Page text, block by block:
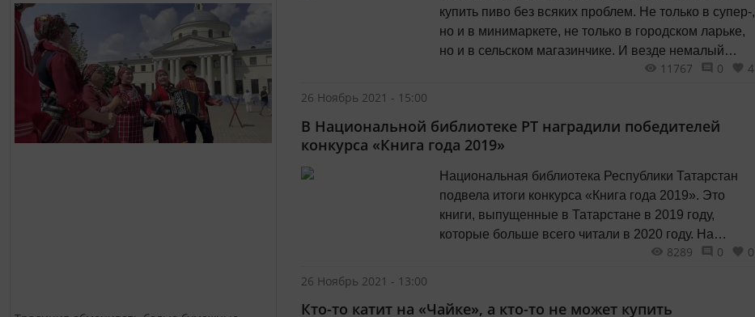
купить пиво без всяких проблем. Не только в супер‑,
но и в минимаркете, не только в городском ларьке,
но и в сельском магазинчике. И везде немалый
выбор: есть и «Жигулёвское», и «Очаковское»
11767 0
4
26 Ноябрь 2021 - 15:00
В Национальной библиотеке РТ наградили победителей
конкурса «Книга года 2019»
Национальная библиотека Республики Татарстан
подвела итоги конкурса «Книга года 2019». Это
книги, выпущенные в Татарстане в 2019 году,
которые больше всего читали в 2020 году. На
8289 0
0
26 Ноябрь 2021 - 13:00
Кто-то катит на «Чайке», а кто-то не может купить